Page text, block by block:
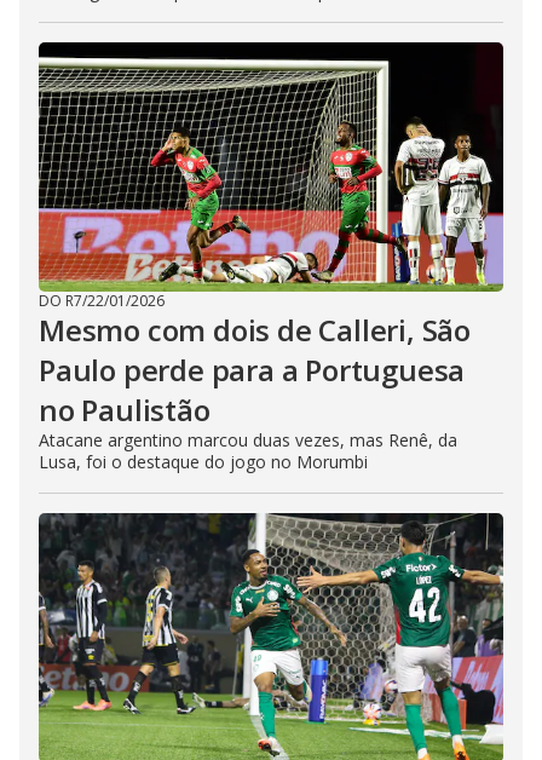
DO R7/22/01/2026
Mesmo com dois de Calleri, São
Paulo perde para a Portuguesa
no Paulistão
Atacane argentino marcou duas vezes, mas Renê, da
Lusa, foi o destaque do jogo no Morumbi